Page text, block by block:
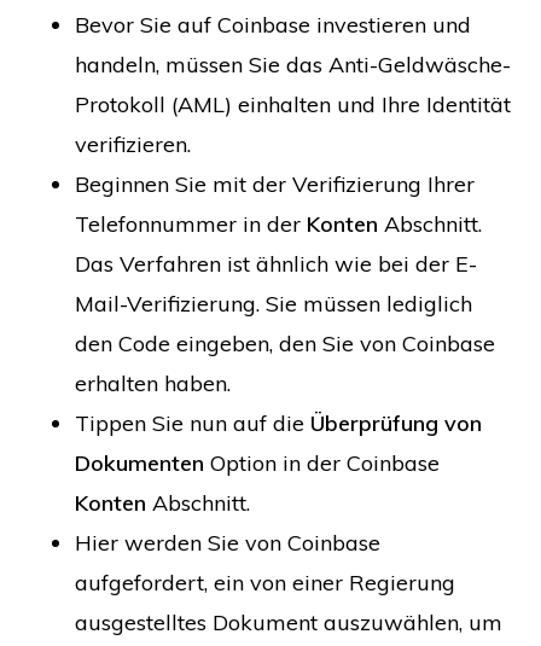
Bevor Sie auf Coinbase investieren und
handeln, müssen Sie das Anti-Geldwäsche-
Protokoll (AML) einhalten und Ihre Identität
verifizieren.
Beginnen Sie mit der Verifizierung Ihrer
Telefonnummer in der Konten Abschnitt.
Das Verfahren ist ähnlich wie bei der E-
Mail-Verifizierung. Sie müssen lediglich
den Code eingeben, den Sie von Coinbase
erhalten haben.
Tippen Sie nun auf die Überprüfung von
Dokumenten Option in der Coinbase
Konten Abschnitt.
Hier werden Sie von Coinbase
aufgefordert, ein von einer Regierung
ausgestelltes Dokument auszuwählen, um